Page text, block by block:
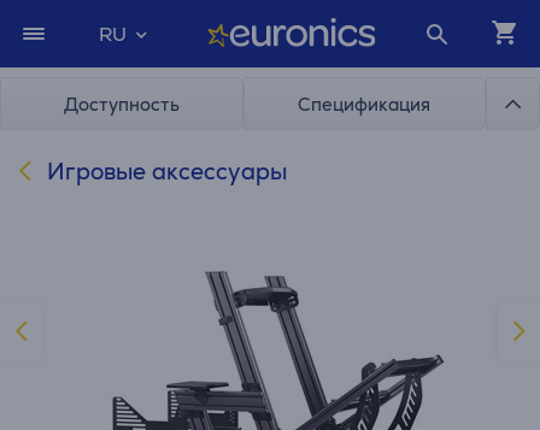
RU
Доступность Спецификация
Игровые аксессуары